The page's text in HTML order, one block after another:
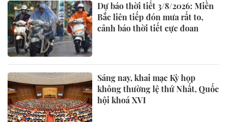
Dự báo thời tiết 3/8/2026: Miền
Bắc liên tiếp đón mưa rất to,
cảnh báo thời tiết cực đoan
Sáng nay, khai mạc Kỳ họp
không thường lệ thứ Nhất, Quốc
hội khoá XVI